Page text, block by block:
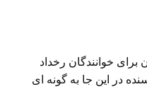
خوانندگان رخداد
در این جا به گونه ای